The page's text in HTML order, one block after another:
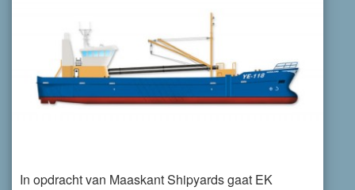
In opdracht van Maaskant Shipyards gaat EK